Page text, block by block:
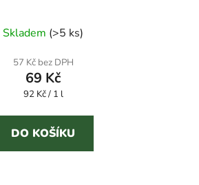
hodnocení
produktu
je
5,0
z
5
hvězdiček.
Skladem (>5 ks)
57 Kč bez DPH
69 Kč
Měrná
92 Kč / 1 l
DO KOŠÍKU